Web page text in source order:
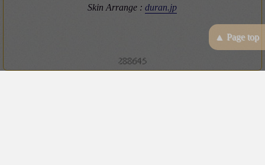
ＴＲＡＤ（トラッド）のHP
duran.jp管理人の情報
Skin Arrange :duran.jp
▲ Page top